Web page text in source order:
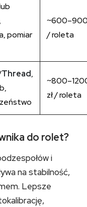
,
pomiar
~600–900
/ roleta
Thread,
zł / roleta
do rolet?
i
na stabilność,
Lepsze